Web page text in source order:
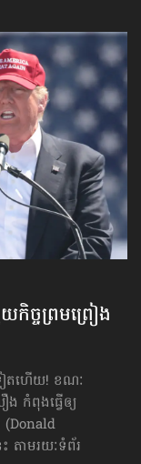
កិច្ច​ព្រមព្រៀង​
ៀតហើយ! ខណៈ
កំពុងធ្វើឲ្យ
តាមរយៈទំព័រ